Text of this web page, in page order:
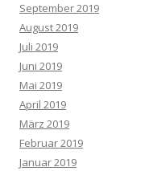
September 2019
August 2019
Juli 2019
Juni 2019
Mai 2019
April 2019
März 2019
Februar 2019
Januar 2019